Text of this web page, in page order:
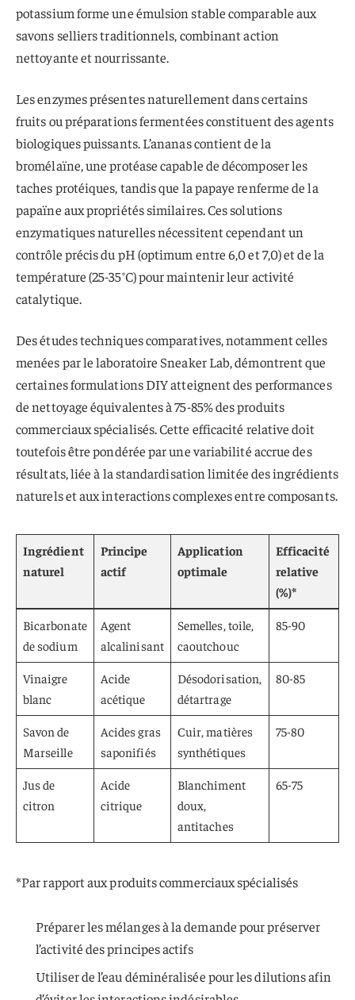
potassium forme une émulsion stable comparable aux
savons selliers traditionnels, combinant action
nettoyante et nourrissante.
Les enzymes présentes naturellement dans certains
fruits ou préparations fermentées constituent des agents
biologiques puissants. L’ananas contient de la
bromélaïne, une protéase capable de décomposer les
taches protéiques, tandis que la papaye renferme de la
papaïne aux propriétés similaires. Ces solutions
enzymatiques naturelles nécessitent cependant un
contrôle précis du pH (optimum entre 6,0 et 7,0) et de la
température (25-35°C) pour maintenir leur activité
catalytique.
Des études techniques comparatives, notamment celles
menées par le laboratoire Sneaker Lab, démontrent que
certaines formulations DIY atteignent des performances
de nettoyage équivalentes à 75-85% des produits
commerciaux spécialisés. Cette efficacité relative doit
toutefois être pondérée par une variabilité accrue des
résultats, liée à la standardisation limitée des ingrédients
naturels et aux interactions complexes entre composants.
Ingrédient
naturel
Principe
actif
Application
optimale
Efficacité
relative
(%)*
Bicarbonate
de sodium
Agent
alcalinisant
Semelles, toile,
caoutchouc
85-90
Vinaigre
blanc
Acide
acétique
Désodorisation,
détartrage
80-85
Savon de
Marseille
Acides gras
saponifiés
Cuir, matières
synthétiques
75-80
Jus de
citron
Acide
citrique
Blanchiment
doux,
antitaches
65-75
*Par rapport aux produits commerciaux spécialisés
Préparer les mélanges à la demande pour préserver
l’activité des principes actifs
Utiliser de l’eau déminéralisée pour les dilutions afin